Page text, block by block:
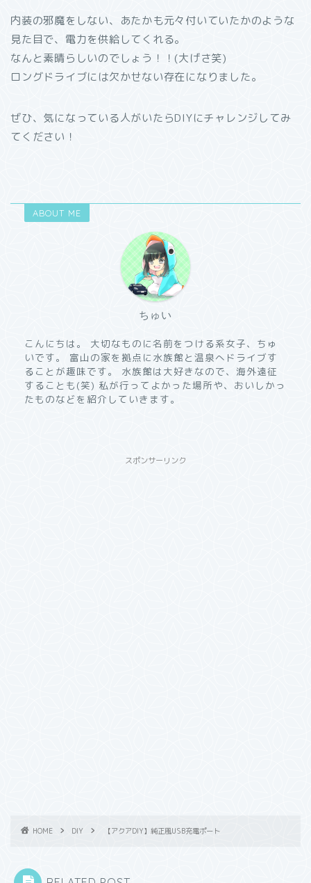
内装の邪魔をしない、あたかも元々付いていたかのような
見た目で、電力を供給してくれる。
なんと素晴らしいのでしょう！！(大げさ笑)
ロングドライブには欠かせない存在になりました。
ぜひ、気になっている人がいたらDIYにチャレンジしてみ
てください！
ABOUT ME
ちゅい
こんにちは。 大切なものに名前をつける系女子、ちゅ
いです。 富山の家を拠点に水族館と温泉へドライブす
ることが趣味です。 水族館は大好きなので、海外遠征
することも(笑) 私が行ってよかった場所や、おいしかっ
たものなどを紹介していきます。
スポンサーリンク
HOME DIY 【アクアDIY】純正風USB充電ポート